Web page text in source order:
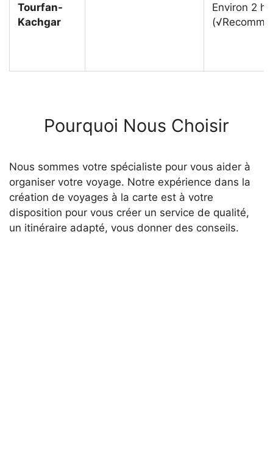
Tourfan-
Kachgar
Environ 2
Pourquoi Nous Choisir
Nous sommes votre spécialiste pour vous aider à
organiser votre voyage. Notre expérience dans la
création de voyages à la carte est à votre
disposition pour vous créer un service de qualité,
un itinéraire adapté, vous donner des conseils.